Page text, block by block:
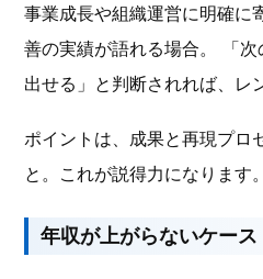
事業成長や組織運営に明確に
善の実績が語れる場合。 「
出せる」と判断されれば、レ
ポイントは、成果と再現プロ
と。これが説得力になります。
年収が上がらないケース